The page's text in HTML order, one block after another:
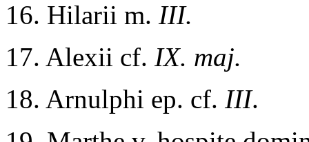
16. Hilarii m. III.
17. Alexii cf. IX. maj.
18. Arnulphi ep. cf. III.